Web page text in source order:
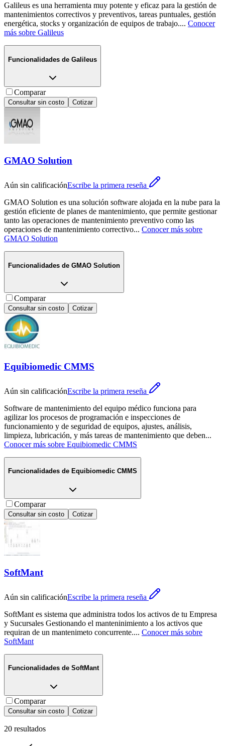
Galileus es una herramienta muy potente y eficaz para la gestión de
mantenimientos correctivos y preventivos, tareas puntuales, gestión
energética, stocks y organización de equipos de trabajo.... Conocer
más sobre Galileus
Funcionalidades de Galileus
Comparar
Consultar sin costo Cotizar
GMAO Solution
Aún sin calificaciónEscribe la primera reseña
GMAO Solution es una solución software alojada en la nube para la
gestión eficiente de planes de mantenimiento, que permite gestionar
tanto las operaciones de mantenimiento preventivo como las
operaciones de mantenimiento correctivo... Conocer más sobre
GMAO Solution
Funcionalidades de GMAO Solution
Comparar
Consultar sin costo Cotizar
Equibiomedic CMMS
Aún sin calificaciónEscribe la primera reseña
Software de mantenimiento del equipo médico funciona para
agilizar los procesos de programación e inspecciones de
funcionamiento y de seguridad de equipos, ajustes, análisis,
limpieza, lubricación, y más tareas de mantenimiento que deben...
Conocer más sobre Equibiomedic CMMS
Funcionalidades de Equibiomedic CMMS
Comparar
Consultar sin costo Cotizar
SoftMant
Aún sin calificaciónEscribe la primera reseña
SoftMant es sistema que administra todos los activos de tu Empresa
y Sucursales Gestionando el manteninimiento a los activos que
requiran de un mantenimeto concurrente.... Conocer más sobre
SoftMant
Funcionalidades de SoftMant
Comparar
Consultar sin costo Cotizar
20 resultados